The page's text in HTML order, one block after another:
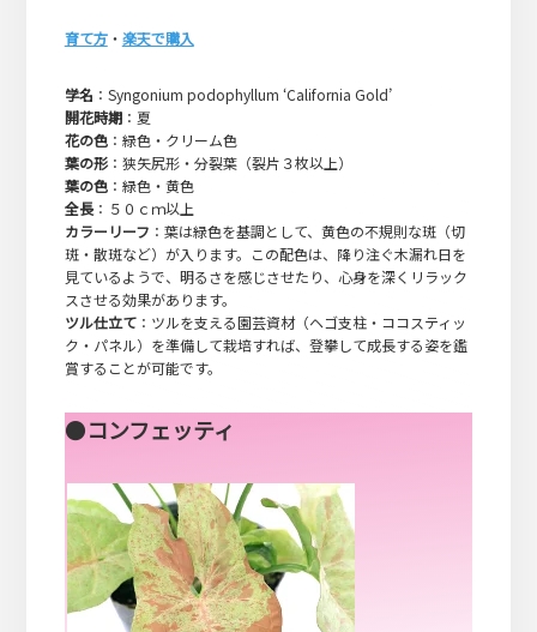
育て方・ 楽天で購入
学名 ：Syngonium podophyllum ‘California Gold’
開花時期：夏
花の色：緑色・クリーム色
葉の形：狭矢尻形・分裂葉（裂片３枚以上）
葉の色：緑色・黄色
全長：５０ｃｍ以上
カラーリーフ ：葉は緑色を基調として、黄色の不規則な斑（切
斑・散斑など）が入ります。この配色は、降り注ぐ木漏れ日を
見ているようで、明るさを感じさせたり、心身を深くリラック
スさせる効果があります。
ツル仕立て：ツルを支える園芸資材（ヘゴ支柱・ココスティッ
ク・パネル）を準備して栽培すれば、登攀して成長する姿を鑑
賞することが可能です。
●コンフェッティ